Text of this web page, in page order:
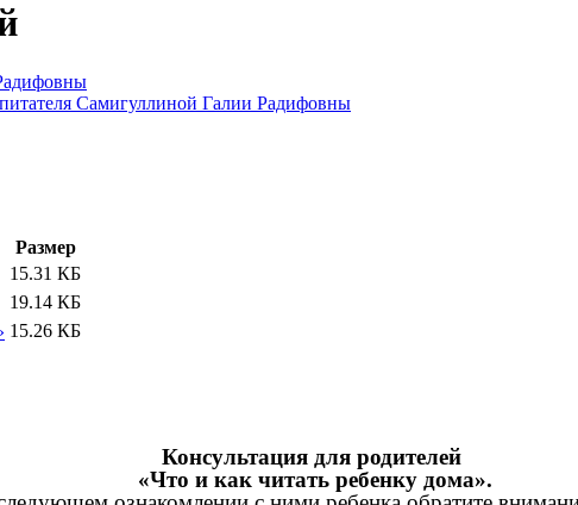
Самигуллиной Галии Радифовны
Размер
15.31 КБ
19.14 КБ
15.26 КБ
Консультация для родителей
«Что и как читать ребенку дома».